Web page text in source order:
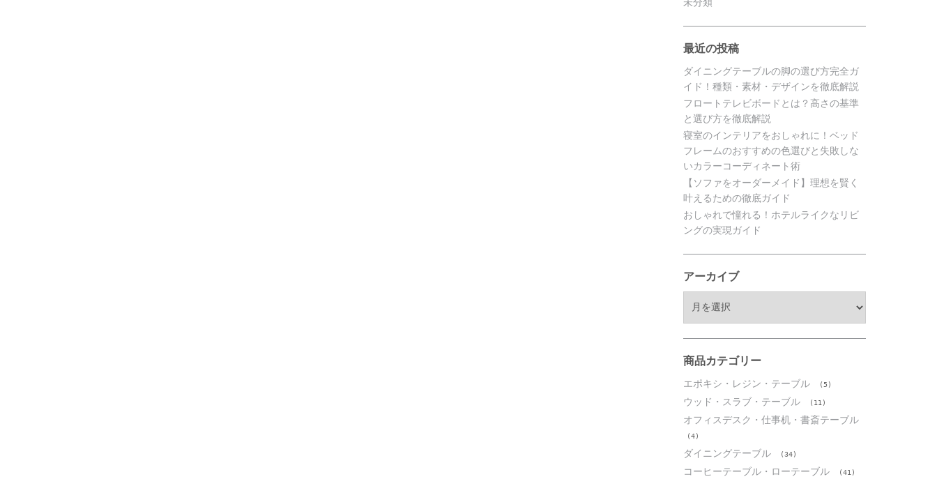
最近の投稿
ダイニングテーブルの脚の選び方完全ガ
イド！種類・素材・デザインを徹底解説
フロートテレビボードとは？高さの基準
と選び方を徹底解説
寝室のインテリアをおしゃれに！ベッド
フレームのおすすめの色選びと失敗しな
いカラーコーディネート術
【ソファをオーダーメイド】理想を賢く
叶えるための徹底ガイド
おしゃれで憧れる！ホテルライクなリビ
ングの実現ガイド
アーカイブ
ブ
商品カテゴリー
エポキシ・レジン・テーブル (5)
ウッド・スラブ・テーブル (11)
オフィスデスク・仕事机・書斎テーブル
(4)
ダイニングテーブル (34)
コーヒーテーブル・ローテーブル (41)